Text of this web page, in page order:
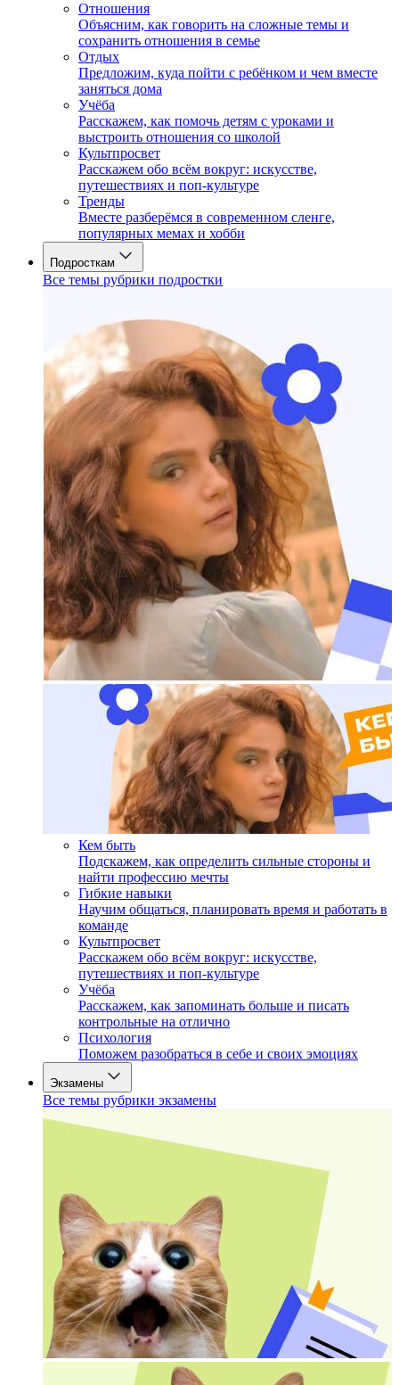
Отношения
Объясним, как говорить на сложные темы и
сохранить отношения в семье
Отдых
Предложим, куда пойти с ребёнком и чем вместе
заняться дома
Учёба
Расскажем, как помочь детям с уроками и
выстроить отношения со школой
Культпросвет
Расскажем обо всём вокруг: искусстве,
путешествиях и поп-культуре
Тренды
Вместе разберёмся в современном сленге,
популярных мемах и хобби
Подросткам
Все темы рубрики подростки
Кем быть
Подскажем, как определить сильные стороны и
найти профессию мечты
Гибкие навыки
Научим общаться, планировать время и работать в
команде
Культпросвет
Расскажем обо всём вокруг: искусстве,
путешествиях и поп-культуре
Учёба
Расскажем, как запоминать больше и писать
контрольные на отлично
Психология
Поможем разобраться в себе и своих эмоциях
Экзамены
Все темы рубрики экзамены